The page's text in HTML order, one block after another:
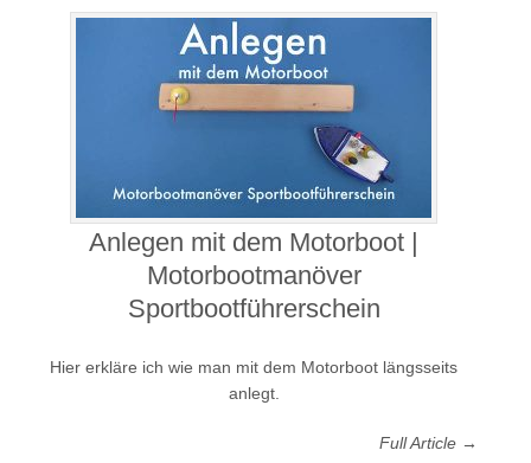
Anlegen mit dem Motorboot |
Motorbootmanöver
Sportbootführerschein
Hier erkläre ich wie man mit dem Motorboot längsseits
anlegt.
Full Article →